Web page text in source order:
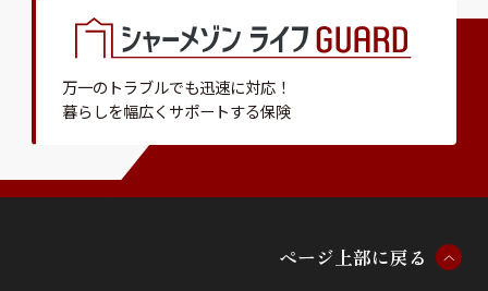
万一のトラブルでも迅速に対応！
暮らしを幅広くサポートする保険
ページ 上部に戻る